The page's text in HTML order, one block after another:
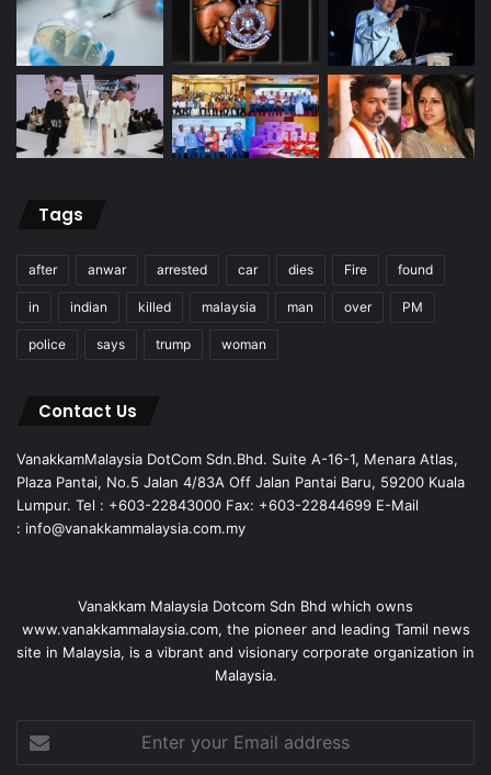
Tags
after anwar arrested car dies Fire found
in indian killed malaysia man over PM
police says trump woman
Contact Us
VanakkamMalaysia DotCom Sdn.Bhd. Suite A-16-1, Menara Atlas,
Plaza Pantai, No.5 Jalan 4/83A Off Jalan Pantai Baru, 59200 Kuala
Lumpur. Tel : +603-22843000 Fax: +603-22844699 E-Mail
: info@vanakkammalaysia.com.my
Vanakkam Malaysia Dotcom Sdn Bhd which owns
www.vanakkammalaysia.com, the pioneer and leading Tamil news
site in Malaysia, is a vibrant and visionary corporate organization in
Malaysia.
your